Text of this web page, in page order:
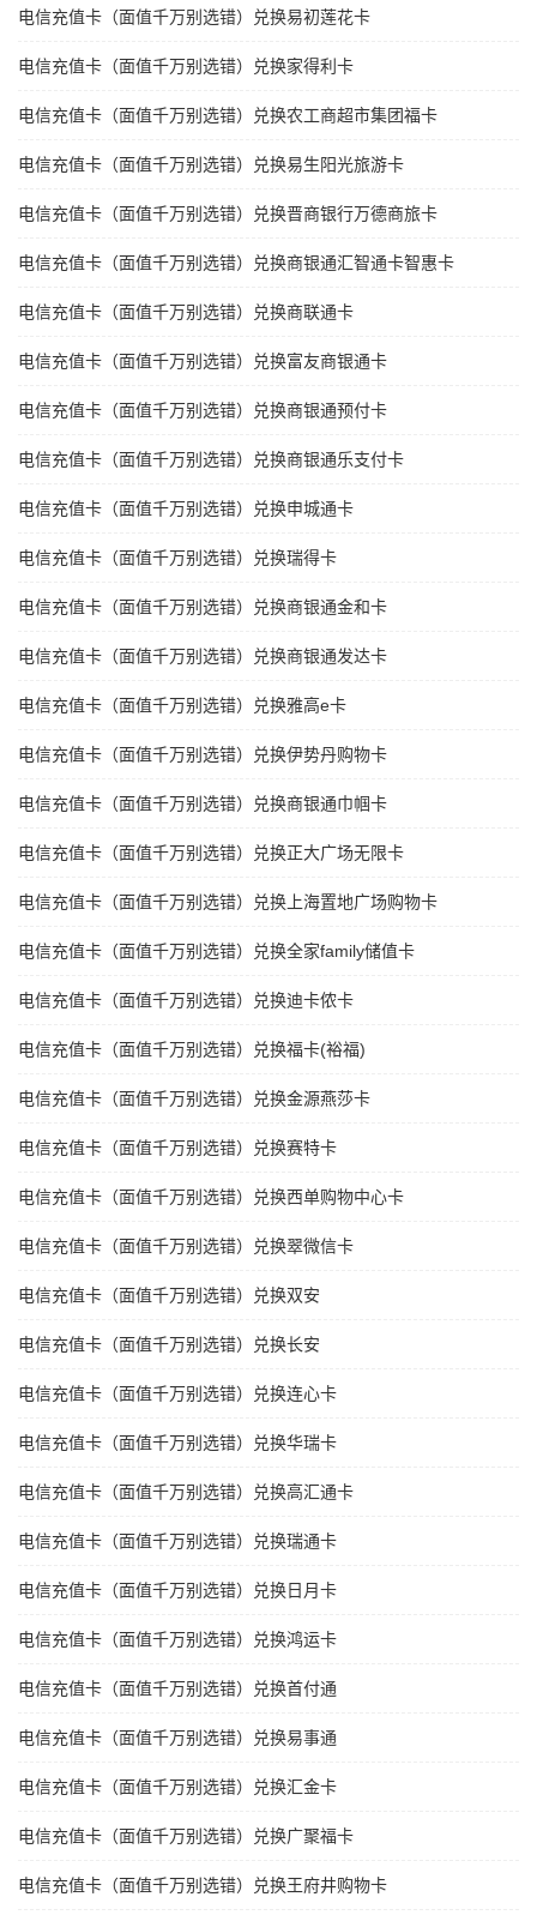
电信充值卡（面值千万别选错）兑换易初莲花卡
电信充值卡（面值千万别选错）兑换家得利卡
电信充值卡（面值千万别选错）兑换农工商超市集团福卡
电信充值卡（面值千万别选错）兑换易生阳光旅游卡
电信充值卡（面值千万别选错）兑换晋商银行万德商旅卡
电信充值卡（面值千万别选错）兑换商银通汇智通卡智惠卡
电信充值卡（面值千万别选错）兑换商联通卡
电信充值卡（面值千万别选错）兑换富友商银通卡
电信充值卡（面值千万别选错）兑换商银通预付卡
电信充值卡（面值千万别选错）兑换商银通乐支付卡
电信充值卡（面值千万别选错）兑换申城通卡
电信充值卡（面值千万别选错）兑换瑞得卡
电信充值卡（面值千万别选错）兑换商银通金和卡
电信充值卡（面值千万别选错）兑换商银通发达卡
电信充值卡（面值千万别选错）兑换雅高e卡
电信充值卡（面值千万别选错）兑换伊势丹购物卡
电信充值卡（面值千万别选错）兑换商银通巾帼卡
电信充值卡（面值千万别选错）兑换正大广场无限卡
电信充值卡（面值千万别选错）兑换上海置地广场购物卡
电信充值卡（面值千万别选错）兑换全家family储值卡
电信充值卡（面值千万别选错）兑换迪卡侬卡
电信充值卡（面值千万别选错）兑换福卡(裕福)
电信充值卡（面值千万别选错）兑换金源燕莎卡
电信充值卡（面值千万别选错）兑换赛特卡
电信充值卡（面值千万别选错）兑换西单购物中心卡
电信充值卡（面值千万别选错）兑换翠微信卡
电信充值卡（面值千万别选错）兑换双安
电信充值卡（面值千万别选错）兑换长安
电信充值卡（面值千万别选错）兑换连心卡
电信充值卡（面值千万别选错）兑换华瑞卡
电信充值卡（面值千万别选错）兑换高汇通卡
电信充值卡（面值千万别选错）兑换瑞通卡
电信充值卡（面值千万别选错）兑换日月卡
电信充值卡（面值千万别选错）兑换鸿运卡
电信充值卡（面值千万别选错）兑换首付通
电信充值卡（面值千万别选错）兑换易事通
电信充值卡（面值千万别选错）兑换汇金卡
电信充值卡（面值千万别选错）兑换广聚福卡
电信充值卡（面值千万别选错）兑换王府井购物卡